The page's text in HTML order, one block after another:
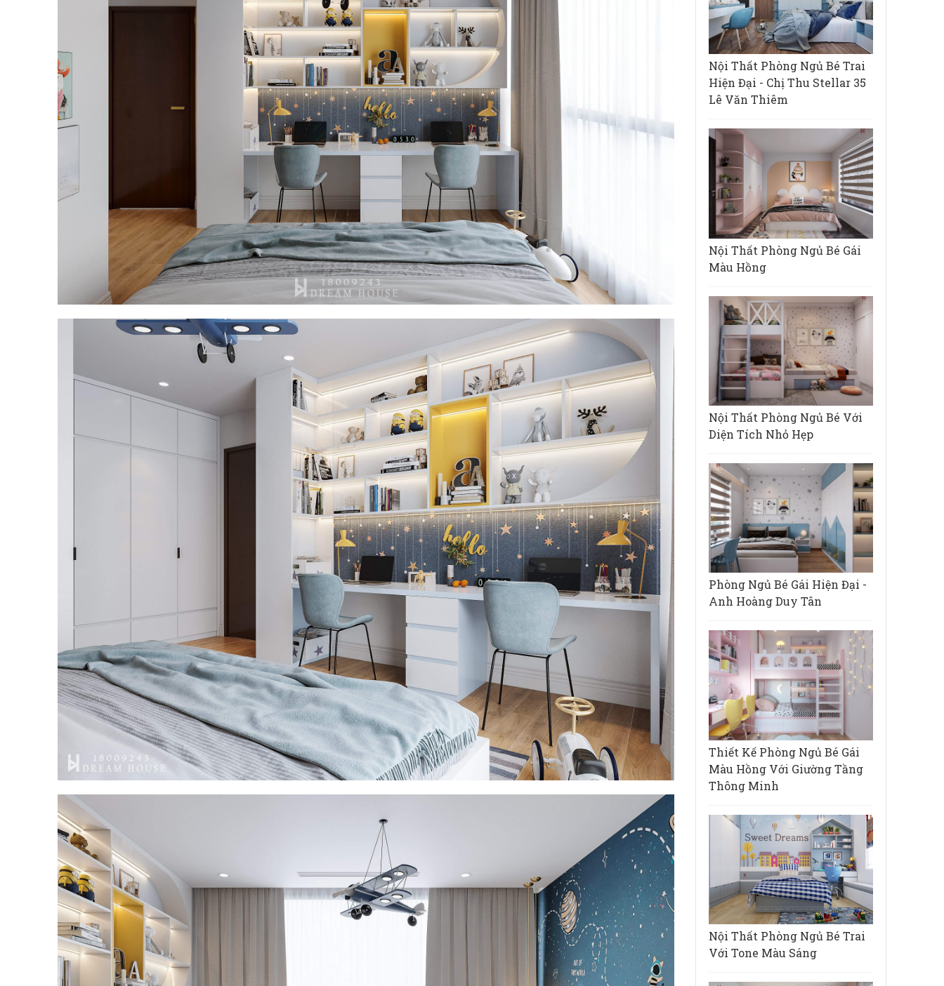
Nội Thất Phòng Ngủ Bé Trai
Hiện Đại - Chị Thu Stellar 35
Lê Văn Thiêm
Nội Thất Phòng Ngủ Bé Gái
Màu Hồng
Nội Thất Phòng Ngủ Bé Với
Diện Tích Nhỏ Hẹp
Phòng Ngủ Bé Gái Hiện Đại -
Anh Hoàng Duy Tân
Thiết Kế Phòng Ngủ Bé Gái
Màu Hồng Với Giường Tầng
Thông Minh
Nội Thất Phòng Ngủ Bé Trai
Với Tone Màu Sáng